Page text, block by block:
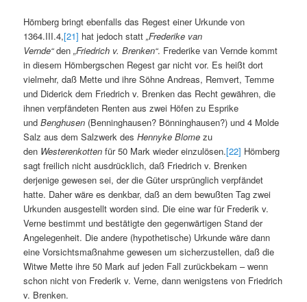
Hömberg bringt ebenfalls das Regest einer Urkunde von
1364.III.4,[21] hat jedoch statt„Frederike van
Vernde“den„Friedrich v. Brenken“. Frederike van Vernde kommt
in diesem Hömbergschen Regest gar nicht vor. Es heißt dort
vielmehr, daß Mette und ihre Söhne Andreas, Remvert, Temme
und Diderick dem Friedrich v. Brenken das Recht gewähren, die
ihnen verpfändeten Renten aus zwei Höfen zu Esprike
undBenghusen (Benninghausen? Bönninghausen?) und 4 Molde
Salz aus dem Salzwerk desHennyke Blome zu
den Westerenkotten für 50 Mark wieder einzulösen.[22] Hömberg
sagt freilich nicht ausdrücklich, daß Friedrich v. Brenken
derjenige gewesen sei, der die Güter ursprünglich verpfändet
hatte. Daher wäre es denkbar, daß an dem bewußten Tag zwei
Urkunden ausgestellt worden sind. Die eine war für Frederik v.
Verne bestimmt und bestätigte den gegenwärtigen Stand der
Angelegenheit. Die andere (hypothetische) Urkunde wäre dann
eine Vorsichtsmaßnahme gewesen um sicherzustellen, daß die
Witwe Mette ihre 50 Mark auf jeden Fall zurückbekam – wenn
schon nicht von Frederik v. Verne, dann wenigstens von Friedrich
v. Brenken.